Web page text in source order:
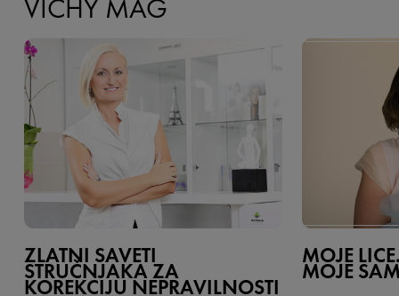
VICHY MAG
ZLATNI SAVETI
STRUČNJAKA ZA
KOREKCIJU NEPRAVILNOSTI
MOJE
MOJE